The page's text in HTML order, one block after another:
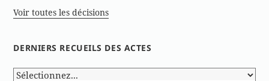
Voir toutes les décisions
DERNIERS RECUEILS DES ACTES